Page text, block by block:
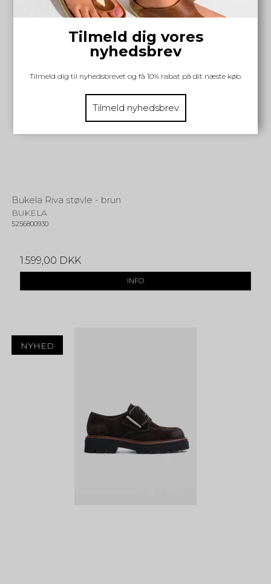
Bukela Riva støvle - brun
BUKELA
5256800930
1.599,00 DKK
INFO
NYHED
Tilmeld dig vores
nyhedsbrev
Tilmeld dig til nyhedsbrevet og få 10% rabat på dit næste køb.
Tilmeld nyhedsbrev